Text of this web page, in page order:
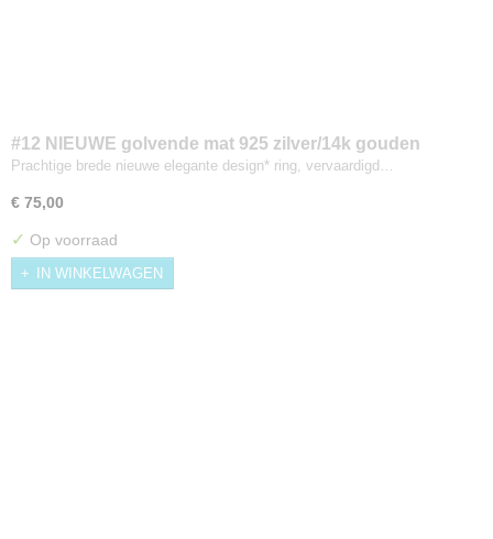
#12 NIEUWE golvende mat 925 zilver/14k gouden
PAREL ring Maat 17
Prachtige brede nieuwe elegante design* ring, vervaardigd…
€ 75,00
✓ Op voorraad
IN WINKELWAGEN